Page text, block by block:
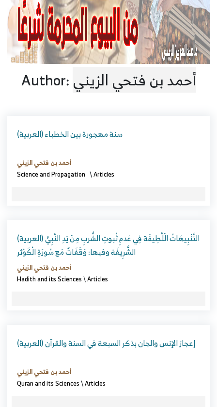
Author:أحمد بن فتحي الزيني
(العربية) سنة مهجورة بين الخطباء
أحمد بن فتحي الزيني
Science and Propagation \Articles
(العربية) التَّنْبِيهَاتُ الْلَّطِيفَة فِي عَدمِ ثُبوتِ الشُّربِ مِنْ يَدِ النَّبِيِّ
الشَّرِيفَة وفيها: وَقَفَاتٌ مَع سُورَةِ الْكَوْثر
أحمد بن فتحي الزيني
Hadith and its Sciences\Articles
(العربية) إعجاز الإنس والجان بذكر السبعة في السنة والقرآن
أحمد بن فتحي الزيني
Quran and its Sciences\Articles